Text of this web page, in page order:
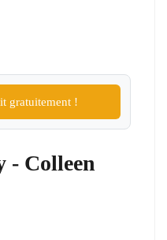
gratuitement !
- Colleen